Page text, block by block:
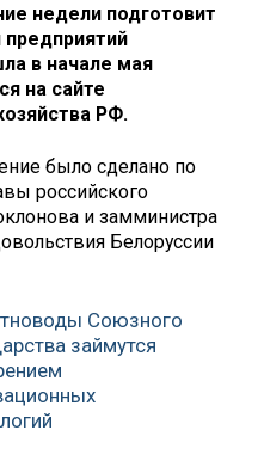
недели подготовит
предприятий
в начале мая
на сайте
РФ.
было сделано по
российского
и замминистра
Белоруссии
Союзного
займутся